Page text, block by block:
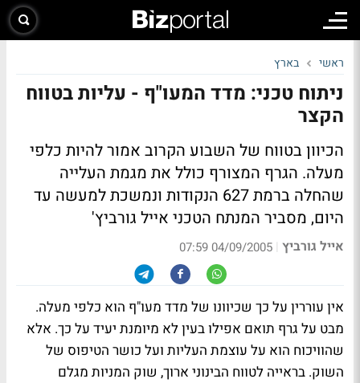
ראשי בארץ
ניתוח טכני: מדד המעו"ף - עליות בטווח
הקצר
הכיוון בטווח של השבוע הקרוב אמור להיות כלפי
מעלה. הגרף המצורף כולל את מגמת העלייה
שהחלה ברמת 627 הנקודות ונמשכת למעשה עד
היום, מסביר המנתח הטכני אייל גורביץ'
אייל גורביץ |
04/09/2005 07:59
אין עוררין על כך שכיוונו של מדד מעו"ף הוא כלפי מעלה.
מבט על גרף תואם אפילו בעין לא מיומנת יעיד על כך. אלא
שהוויכוח הוא על עוצמת העליות ועל כושר הטיפוס של
השוק. בראייה לטווח הבינוני ארוך, שוק המניות מגלם